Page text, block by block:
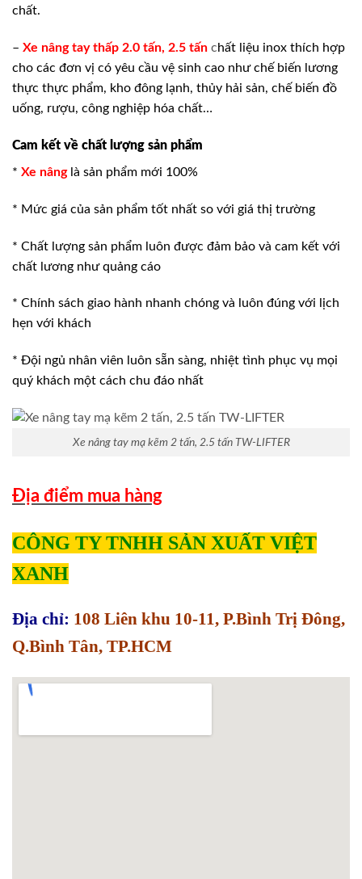
chất.
– Xe nâng tay thấp 2.0 tấn, 2.5 tấn chất liệu inox thích hợp
cho các đơn vị có yêu cầu vệ sinh cao như chế biến lương
thực thực phẩm, kho đông lạnh, thủy hải sản, chế biến đồ
uống, rượu, công nghiệp hóa chất…
Cam kết về chất lượng sản phẩm
* Xe nânglà sản phẩm mới 100%
* Mức giá của sản phẩm tốt nhất so với giá thị trường
* Chất lượng sản phẩm luôn được đảm bảo và cam kết với
chất lương như quảng cáo
* Chính sách giao hành nhanh chóng và luôn đúng với lịch
hẹn với khách
* Đội ngủ nhân viên luôn sẵn sàng, nhiệt tình phục vụ mọi
quý khách một cách chu đáo nhất
Xe nâng tay mạ kẽm 2 tấn, 2.5 tấn TW-LIFTER
Địa điểm mua hàng
CÔNG TY TNHH SẢN XUẤT VIỆT
XANH
Địa chỉ: 108 Liên khu 10-11, P.Bình Trị Đông,
Q.Bình Tân, TP.HCM